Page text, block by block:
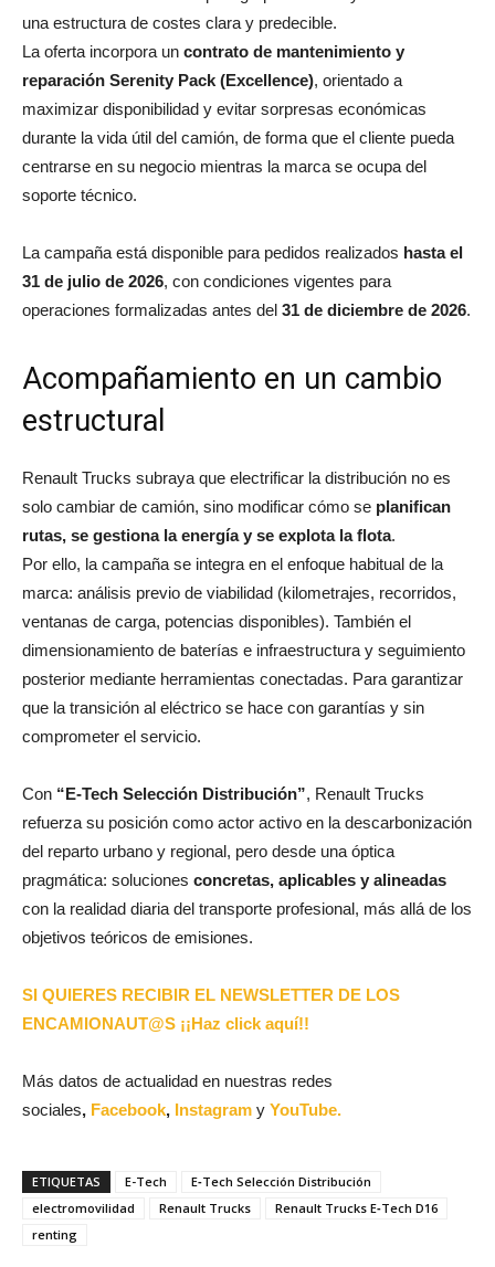
una estructura de costes clara y predecible.
La oferta incorpora un contrato de mantenimiento y
reparación Serenity Pack (Excellence), orientado a
maximizar disponibilidad y evitar sorpresas económicas
durante la vida útil del camión, de forma que el cliente pueda
centrarse en su negocio mientras la marca se ocupa del
soporte técnico.
La campaña está disponible para pedidos realizados hasta el
31 de julio de 2026, con condiciones vigentes para
operaciones formalizadas antes del 31 de diciembre de 2026.
Acompañamiento en un cambio
estructural
Renault Trucks subraya que electrificar la distribución no es
solo cambiar de camión, sino modificar cómo se planifican
rutas, se gestiona la energía y se explota la flota.
Por ello, la campaña se integra en el enfoque habitual de la
marca: análisis previo de viabilidad (kilometrajes, recorridos,
ventanas de carga, potencias disponibles). También el
dimensionamiento de baterías e infraestructura y seguimiento
posterior mediante herramientas conectadas. Para garantizar
que la transición al eléctrico se hace con garantías y sin
comprometer el servicio.
Con “E‑Tech Selección Distribución”, Renault Trucks
refuerza su posición como actor activo en la descarbonización
del reparto urbano y regional, pero desde una óptica
pragmática: soluciones concretas, aplicables y alineadas
con la realidad diaria del transporte profesional, más allá de los
objetivos teóricos de emisiones.
SI QUIERES RECIBIR EL NEWSLETTER DE LOS
ENCAMIONAUT@S ¡¡Haz click aquí!!
Más datos de actualidad en nuestras redes
sociales, Facebook, Instagram y YouTube.
ETIQUETAS E-Tech
E‑Tech Selección Distribución
electromovilidad
Renault Trucks
Renault Trucks E‑Tech D16
renting